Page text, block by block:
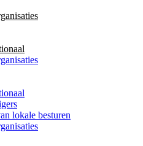
lokale besturen